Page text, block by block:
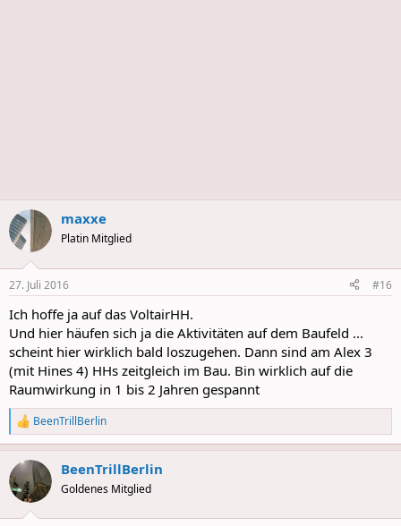
maxxe
Platin Mitglied
27. Juli 2016 #16
Ich hoffe ja auf das VoltairHH.
Und hier häufen sich ja die Aktivitäten auf dem Baufeld ...
scheint hier wirklich bald loszugehen. Dann sind am Alex 3
(mit Hines 4) HHs zeitgleich im Bau. Bin wirklich auf die
Raumwirkung in 1 bis 2 Jahren gespannt
R
e
a
c
t
i
BeenTrillBerlin
BeenTrillBerlin
Goldenes Mitglied